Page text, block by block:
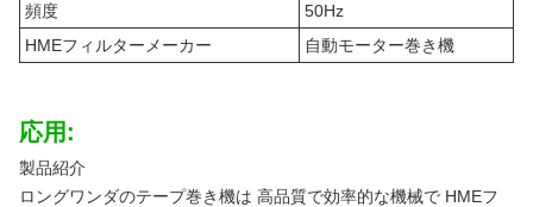
頻度
50Hz
HMEフィルターメーカー
自動モーター巻き機
応用:
製品紹介
ロングワンダのテープ巻き機は 高品質で効率的な機械で HMEフ